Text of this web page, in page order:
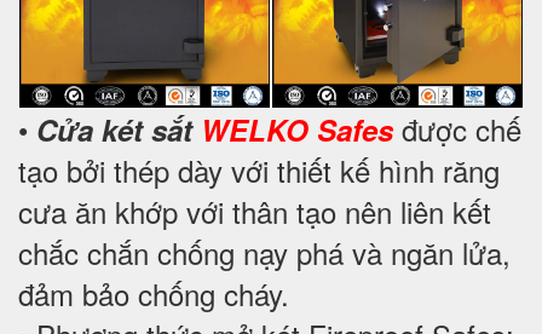
• Cửa két sắt WELKO Safesđược chế
tạo bởi thép dày với thiết kế hình răng
cưa ăn khớp với thân tạo nên liên kết
chắc chắn chống nạy phá và ngăn lửa,
đảm bảo chống cháy.